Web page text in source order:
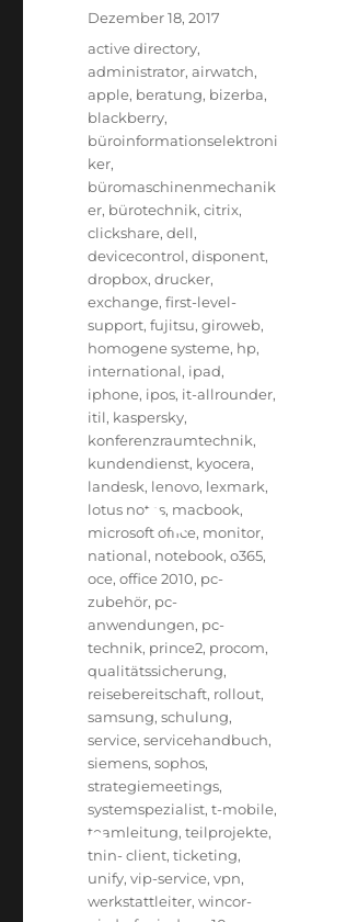
Veröffentlicht
am
Dezember 18, 2017
Schlagwörter
active directory,
administrator,airwatch,
apple, beratung, bizerba,
blackberry,
büroinformationselektroni
ker,
büromaschinenmechanik
er, bürotechnik,citrix,
clickshare,dell,
devicecontrol,disponent,
dropbox,drucker,
exchange,first-level-
support,fujitsu,giroweb,
homogene systeme, hp,
international, ipad,
iphone, ipos, it-allrounder,
itil, kaspersky,
konferenzraumtechnik,
kundendienst, kyocera,
landesk, lenovo, lexmark,
lotus notes, macbook,
microsoft office, monitor,
national, notebook,o365,
oce,office 2010, pc-
zubehör, pc-
anwendungen, pc-
technik, prince2, procom,
qualitätssicherung,
reisebereitschaft, rollout,
samsung,schulung,
service,servicehandbuch,
siemens,sophos,
strategiemeetings,
systemspezialist,t-mobile,
teamleitung,teilprojekte,
thin- client,ticketing,
unify,vip-service,vpn,
werkstattleiter,wincor-